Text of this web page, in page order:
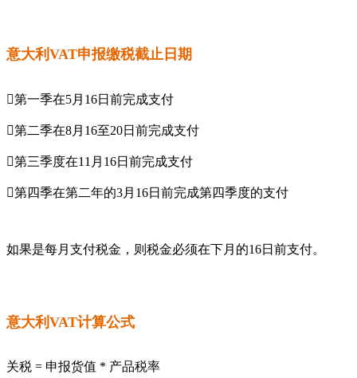
意大利VAT申报缴税截止日期
第一季在5月16日前完成支付
第二季在8月16至20日前完成支付
第三季度在11月16日前完成支付
第四季在第二年的3月16日前完成第四季度的支付
如果是每月支付税金，则税金必须在下月的16日前支付。
意大利VAT计算公式
关税 = 申报货值 * 产品税率